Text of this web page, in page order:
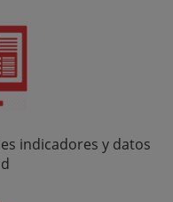
indicadores y datos